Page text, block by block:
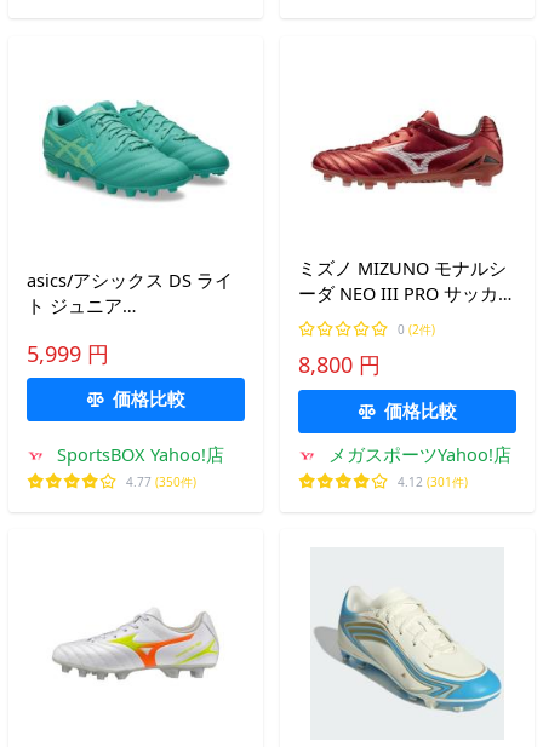
asics/アシックス DS ライ
ト ジュニア
5,999 円
価格比較
SportsBOX Yahoo!店
4.77 (350件)
ミズノ MIZUNO モナルシ
ーダ NEO III PRO サッカー
スパイク P1GA252260 送
料無料
0 (2件)
8,800 円
価格比較
メガスポーツYahoo!店
4.12 (301件)